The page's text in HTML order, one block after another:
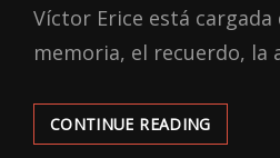
Víctor Erice está cargada
memoria, el recuerdo, la
CONTINUE READING‘CERRAR
LOS